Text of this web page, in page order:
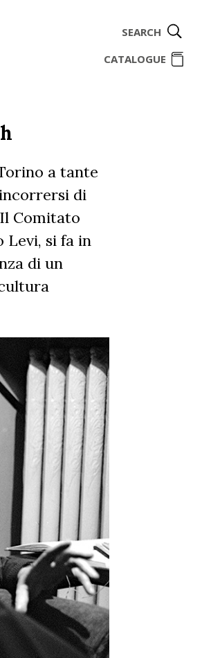
CATALOGUE
SEARCH
a tante
di
Comitato
Levi, si fa in
di un